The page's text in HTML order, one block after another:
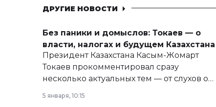
ДРУГИЕ НОВОСТИ
Без паники и домыслов: Токаев — о
власти, налогах и будущем Казахстана
Президент Казахстана Касым-Жомарт
Токаев прокомментировал сразу
несколько актуальных тем — от слухов о
армии, экономики и личного здоровья.
5 января, 10:15